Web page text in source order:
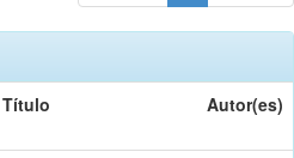
Título Autor(es)